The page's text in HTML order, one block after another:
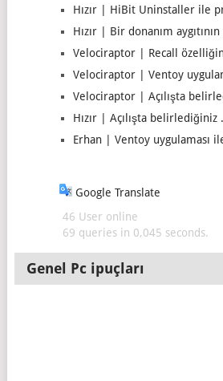
Hızır | HiBit Uninstaller ile
Hızır | Bir donanım
Velociraptor | Recall
Velociraptor | Ventoy
Velociraptor | Açılışta
Hızır | Açılışta belirlediğiniz
Erhan | Ventoy uygulaması
Google Translate
46 User online
69 queries in 0,045 seconds.
Genel Pc ipuçları